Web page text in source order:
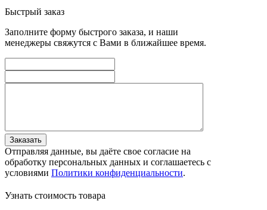
Быстрый заказ
Заполните форму быстрого заказа, и наши
менеджеры свяжутся с Вами в ближайшее время.
Заказать
Отправляя данные, вы даёте свое согласие на
обработку персональных данных и соглашаетесь с
условиями Политики конфиденциальности.
Узнать стоимость товара